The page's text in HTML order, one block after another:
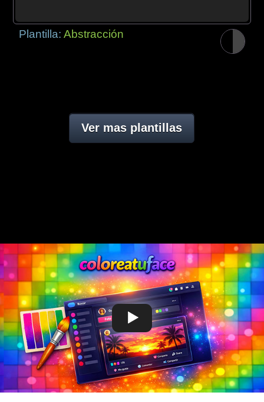
Plantilla:Abstracción
Ver mas plantillas